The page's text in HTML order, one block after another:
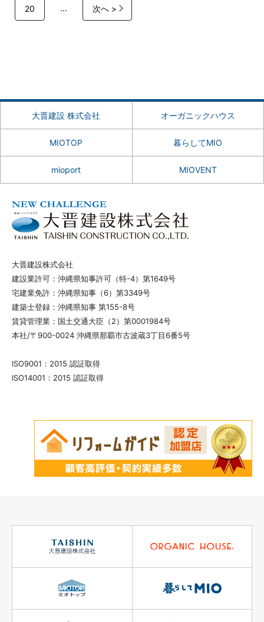
20 ... 次へ >
大晋建設 株式会社 オーガニックハウス
MIOTOP 暮らしてMIO
mioport MIOVENT
大晋建設株式会社
建設業許可：沖縄県知事許可（特-4）第1649号
宅建業免許：沖縄県知事（6）第3349号
建築士登録：沖縄県知事 第155-8号
賃貸管理業：国土交通大臣（2）第0001984号
本社/〒900-0024 沖縄県那覇市古波蔵3丁目6番5号
ISO9001：2015 認証取得
ISO14001：2015 認証取得